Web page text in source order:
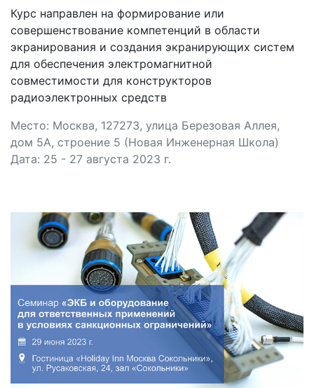
Курс направлен на формирование или
совершенствование компетенций в области
экранирования и создания экранирующих систем
для обеспечения электромагнитной
совместимости для конструкторов
радиоэлектронных средств
Место: Москва, 127273, улица Березовая Аллея,
дом 5А, строение 5 (Новая Инженерная Школа)
Дата: 25 - 27 августа 2023 г.